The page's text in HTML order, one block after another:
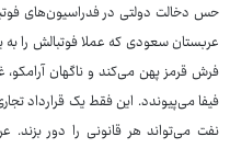
حس دخالت دولتی در فدراسیون‌های
عربستان سعودی که عملا فوتبالش را
فرش قرمز پهن می‌کند و ناگهان
فیفا می‌پیوندد. این فقط یک قرارداد